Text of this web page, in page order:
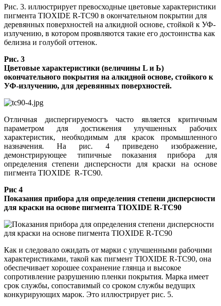
Рис. 3. иллюстрирует превосходные цветовые характеристики
пигмента TIOXIDE R-TC90 в окончательном покрытии для
деревянных поверхностей на алкидной основе, стойкой к УФ-
излучению, в котором проявляются такие его достоинства как
белизна и голубой оттенок.
Рис. 3
Цветовые характеристики (величины L и Ь)
окончательного покрытия на алкидной основе, стойкого к
УФ-излучению, для деревянных поверхностей.
Отличная диспергируемосгъ часто является критичным
параметром для достижения улучшенных рабочих
характеристик, необходимым для красок промышленного
назначения. На рис. 4 приведено изображение,
демонстрирующее типичные показания прибора для
определения степени дисперсности для краски на основе
пигмента TIOXIDE R-TC90.
Рис 4
Показания прибора для определения степени дисперсности
для краски на основе пигмента TIOXIDE R-TC90
Как и следовало ожидать от марки с улучшенными рабочими
характеристиками, такой как пигмент TIOXIDE R-TC90, она
обеспечивает хорошее сохранение глянца и высокое
сопротивление разрушению пленки покрытия. Марка имеет
срок службы, сопоставимый со сроком службы ведущих
конкурирующих марок. Это иллюстрирует рис. 5.